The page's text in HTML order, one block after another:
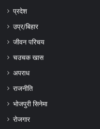
प्रदेश
उप्र/बिहार
जीवन परिचय
चउचक खास
अपराध
राजनीति
भोजपुरी सिनेमा
रोजगार